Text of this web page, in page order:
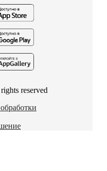
reserved